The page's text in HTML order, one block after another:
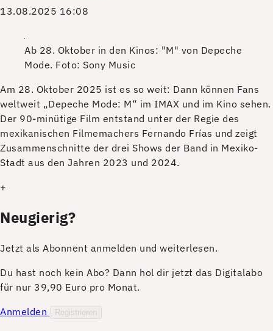
13.08.2025 16:08
Ab 28. Oktober in den Kinos: "M" von Depeche
Mode. Foto: Sony Music
Am 28. Oktober 2025 ist es so weit: Dann können Fans
weltweit „Depeche Mode: M“ im IMAX und im Kino sehen.
Der 90-minütige Film entstand unter der Regie des
mexikanischen Filmemachers Fernando Frías und zeigt
Zusammenschnitte der drei Shows der Band in Mexiko-
Stadt aus den Jahren 2023 und 2024.
+
Neugierig?
Jetzt als Abonnent anmelden und weiterlesen.
Du hast noch kein Abo? Dann hol dir jetzt das Digitalabo
für nur 39,90 Euro pro Monat.
Anmelden
Registrieren